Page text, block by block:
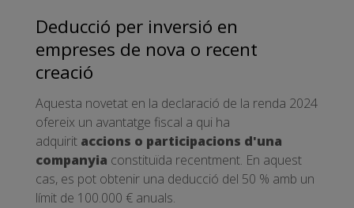
Deducció per inversió en
empreses de nova o recent
creació
Aquesta novetat en la declaració de la renda 2024
ofereix un avantatge fiscal a qui ha
adquirit accions o participacions d'una
companyia constituïda recentment. En aquest
cas, es pot obtenir una deducció del 50 % amb un
límit de 100.000 € anuals.